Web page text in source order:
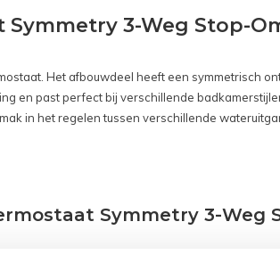
3-Weg Stop-
Het afbouwdeel heeft een symmetrisch
en past perfect bij verschillende
in het regelen tussen verschillende
Symmetry 3-Weg